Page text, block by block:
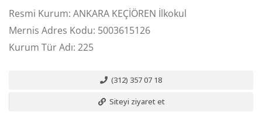
Resmi Kurum: ANKARA KEÇİÖREN İlkokul
Mernis Adres Kodu: 5003615126
Kurum Tür Adı: 225
(312) 357 07 18
Siteyi ziyaret et